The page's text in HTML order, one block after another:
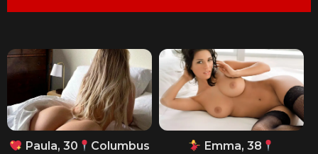
Paula, 30 Columbus
Emma, 38